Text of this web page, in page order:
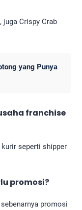
juga Crispy Crab
yang Punya
franchise
seperti shipper
promosi?
promosi